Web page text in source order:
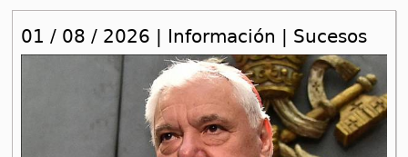
01 / 08 / 2026 | Información | Sucesos